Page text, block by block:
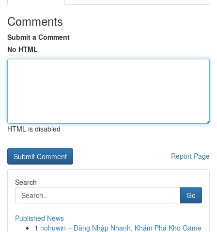
Comments
Submit a Comment
No HTML
HTML is disabled
Report Page
Search
Go
Published News
1 nohuwin – Đăng Nhập Nhanh, Khám Phá Kho Game